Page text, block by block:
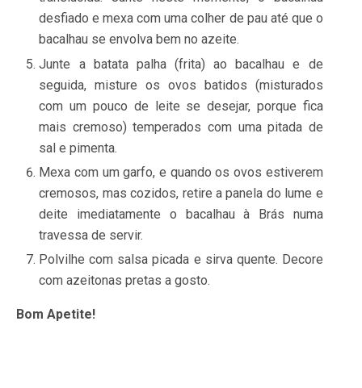
desfiado e mexa com uma colher de pau até que o
bacalhau se envolva bem no azeite.
Junte a batata palha (frita) ao bacalhau e de
seguida, misture os ovos batidos (misturados
com um pouco de leite se desejar, porque fica
mais cremoso) temperados com uma pitada de
sal e pimenta.
Mexa com um garfo, e quando os ovos estiverem
cremosos, mas cozidos, retire a panela do lume e
deite imediatamente o bacalhau à Brás numa
travessa de servir.
Polvilhe com salsa picada e sirva quente. Decore
com azeitonas pretas a gosto.
Bom Apetite!